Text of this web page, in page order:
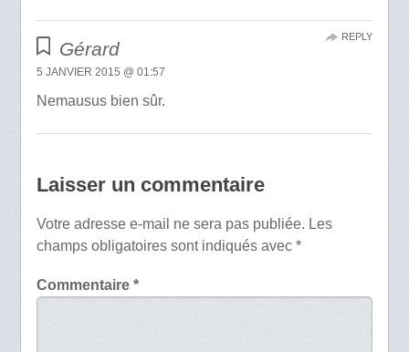
Gérard
5 JANVIER 2015 @ 01:57
Nemausus bien sûr.
REPLY
Laisser un commentaire
Votre adresse e-mail ne sera pas publiée. Les
champs obligatoires sont indiqués avec *
Commentaire *